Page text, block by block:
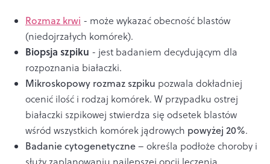
Rozmaz krwi - może wykazać obecność blastów
(niedojrzałych komórek).
Biopsja szpiku - jest badaniem decydującym dla
rozpoznania białaczki.
Mikroskopowy rozmaz szpiku pozwala dokładniej
ocenić ilość i rodzaj komórek. W przypadku ostrej
białaczki szpikowej stwierdza się odsetek blastów
wśród wszystkich komórek jądrowych powyżej 20%.
Badaniecytogenetyczne– określa podłoże choroby i